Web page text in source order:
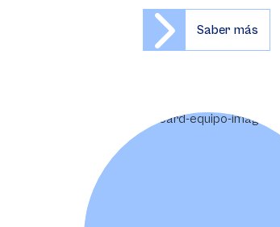
Saber más